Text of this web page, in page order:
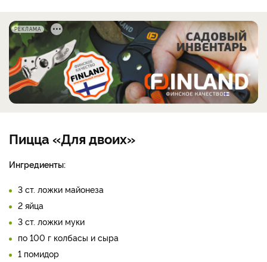
РЕКЛАМА
Пицца «Для двоих»
Ингредиенты:
3 ст. ложки майонеза
2 яйца
3 ст. ложки муки
по 100 г колбасы и сыра
1 помидор